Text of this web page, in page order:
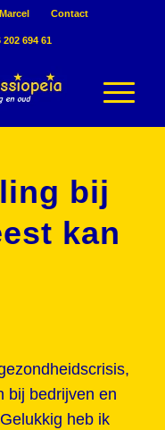
Contact
202 694 61
bij
kan
bij bedrijven en
heb ik